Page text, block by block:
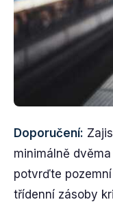
Doporučení:
minimálně
potvrďte
třídenní zásoby